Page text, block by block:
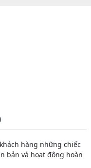
hàng những chiếc
bản và hoạt động hoàn